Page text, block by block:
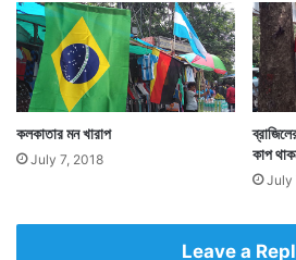
কলকাতার মন খারাপ
July 7, 2018
কাপ
July
Leave a